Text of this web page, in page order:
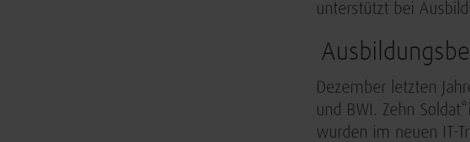
unterstützt bei
Dezember letzten
und BWI. Zehn
wurden im neuen IT-